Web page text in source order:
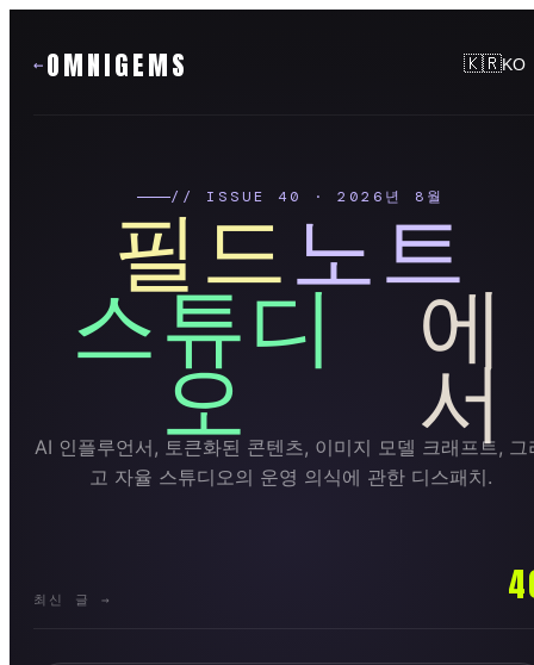
OMNIGEMS 🇰🇷KO
// ISSUE 40 · 2026년 8월
필드노트
스튜디
오
에
서
AI 인플루언서, 토큰화된 콘텐츠, 이미지 모델 크래프트, 그
고 자율 스튜디오의 운영 의식에 관한 디스패치.
최신 글 →